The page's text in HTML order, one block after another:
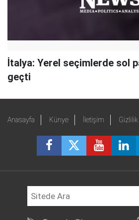
İtalya: Yerel seçimlerde sol
geçti
Anasayfa Künye İletişim